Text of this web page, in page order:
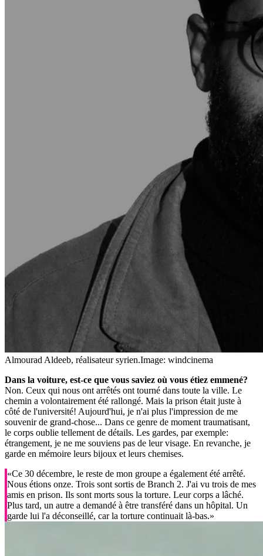
Almourad Aldeeb, réalisateur syrien.Image: windcinema
Dans la voiture, est-ce que vous saviez où vous étiez emmené?
Non. Ceux qui nous ont arrêtés ont tourné dans toute la ville. Le
chemin a volontairement été rallongé. Mais la prison était juste à
côté de l'université! Aujourd'hui, je n'ai plus l'impression de me
souvenir de grand-chose... Dans ce genre de moment traumatisant,
le corps oublie tellement de détails. Les gardes, par exemple:
étrangement, je ne me souviens pas de leur visage. En revanche, je
garde en mémoire leurs bijoux et leurs chemises.
«Ce 30 décembre, le reste de mon groupe a également été arrêté.
Nous étions onze. Trois sont sortis de Branch 2. J'ai vu trois de mes
amis en prison. Ils sont morts sous la torture. Leur corps a lâché.
Plus tard, un autre a demandé à être transféré dans un hôpital. Un
garde lui l'a déconseillé, car la torture continuait là-bas.»